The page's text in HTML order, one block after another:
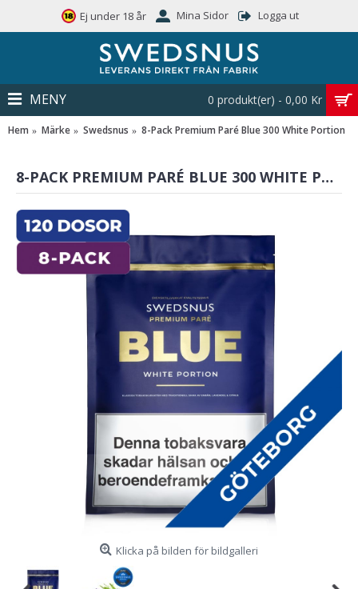
Ej under 18 år Mina Sidor Logga ut
0 produkt(er) - 0,00 Kr
MENY
Hem Märke Swedsnus 8-Pack Premium Paré Blue 300 White Portion
8-PACK PREMIUM PARÉ BLUE 300 WHITE PORTION
Klicka på bilden för bildgalleri